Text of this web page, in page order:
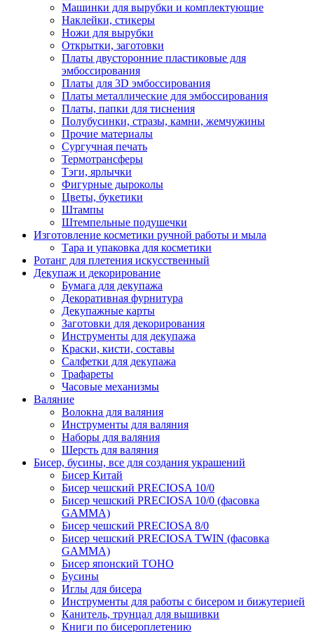
Машинки для вырубки и комплектующие
Наклейки, стикеры
Ножи для вырубки
Открытки, заготовки
Платы двусторонние пластиковые для
эмбоссирования
Платы для 3D эмбоссирования
Платы металлические для эмбоссирования
Платы, папки для тиснения
Полубусинки, стразы, камни, жемчужины
Прочие материалы
Сургучная печать
Термотрансферы
Тэги, ярлычки
Фигурные дыроколы
Цветы, букетики
Штампы
Штемпельные подушечки
Изготовление косметики ручной работы и мыла
Тара и упаковка для косметики
Ротанг для плетения искусственный
Декупаж и декорирование
Бумага для декупажа
Декоративная фурнитура
Декупажные карты
Заготовки для декорирования
Инструменты для декупажа
Краски, кисти, составы
Салфетки для декупажа
Трафареты
Часовые механизмы
Валяние
Волокна для валяния
Инструменты для валяния
Наборы для валяния
Шерсть для валяния
Бисер, бусины, все для создания украшений
Бисер Китай
Бисер чешский PRECIOSA 10/0
Бисер чешский PRECIOSA 10/0 (фасовка
GAMMA)
Бисер чешский PRECIOSA 8/0
Бисер чешский PRECIOSA TWIN (фасовка
GAMMA)
Бисер японский TOHO
Бусины
Иглы для бисера
Инструменты для работы с бисером и бижутерией
Канитель, трунцал для вышивки
Книги по бисероплетению